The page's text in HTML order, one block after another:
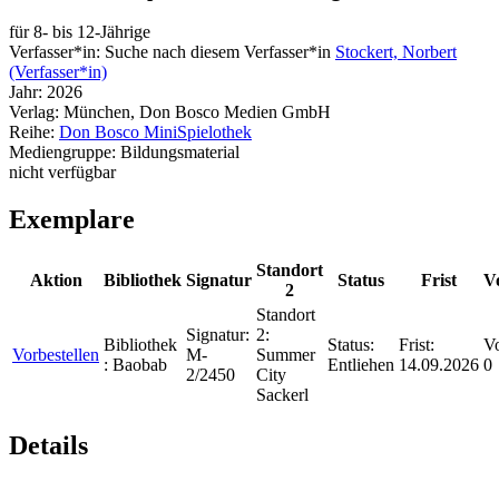
für 8- bis 12-Jährige
Verfasser*in: Suche nach diesem Verfasser*in Stockert, Norbert
(Verfasser*in)
Jahr: 2026
Verlag: München, Don Bosco Medien GmbH
Reihe: Don Bosco MiniSpielothek
Mediengruppe: Bildungsmaterial
nicht verfügbar
Exemplare
Aktion Bibliothek Signatur
Standort
2
Status Frist
Vorbestellen
Bibliothek
: Baobab
Signatur:
M-
2/2450
Standort
2:
Summer
City
Sackerl
Status:
Entliehen
Frist:
14.09.2026 0
Details